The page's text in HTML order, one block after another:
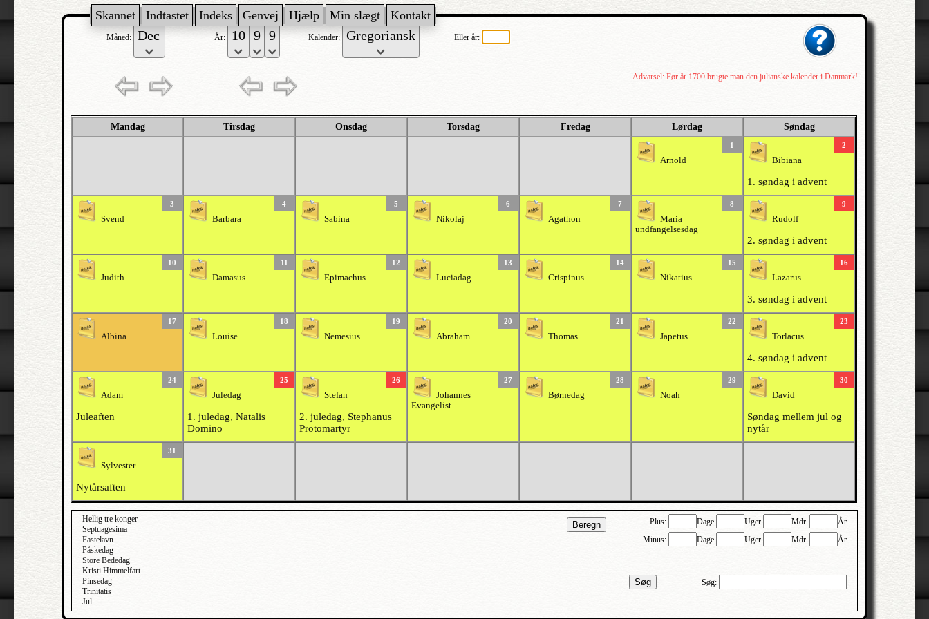
Skannet Indtastet Indeks Genvej Hjælp Min slægt Kontakt
Måned: År: Kalender: Eller år:
Advarsel: Før år 1700 brugte man den julianske kalender i Danmark!
Mandag Tirsdag Onsdag Torsdag Fredag Lørdag Søndag
1
Arnold
2
Bibiana
1. søndag i advent
3
Svend
4
Barbara
5
Sabina
6
Nikolaj
7
Agathon
8
Maria
undfangelsesdag
9
Rudolf
2. søndag i advent
10
Judith
11
Damasus
12
Epimachus
13
Luciadag
14
Crispinus
15
Nikatius
16
Lazarus
3. søndag i advent
17
Albina
18
Louise
19
Nemesius
20
Abraham
21
Thomas
22
Japetus
23
Torlacus
4. søndag i advent
24
Adam
Juleaften
25
Juledag
1. juledag, Natalis
Domino
26
Stefan
2. juledag, Stephanus
Protomartyr
27
Johannes
Evangelist
28
Børnedag
29
Noah
30
David
Søndag mellem jul og
nytår
31
Sylvester
Nytårsaften
Beregn Plus: Dage Uger Mdr.
År
Minus:
Dage Uger Mdr. År
Søg Søg:
Hellig tre konger
Septuagesima
Fastelavn
Påskedag
Store Bededag
Kristi Himmelfart
Pinsedag
Trinitatis
Jul